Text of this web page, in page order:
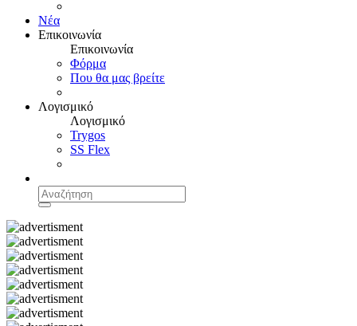
Νέα
Επικοινωνία
Επικοινωνία
Φόρμα
Που θα μας βρείτε
Λογισμικό
Λογισμικό
Trygos
SS Flex